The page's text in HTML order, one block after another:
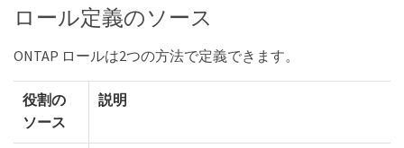
ロール定義のソース
ONTAP ロールは2つの方法で定義できます。
役割の
ソース
説明